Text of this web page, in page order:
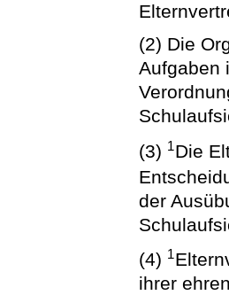
(2) Die
Aufgaben
(3) 1Die
der
(4) 1
ihrer